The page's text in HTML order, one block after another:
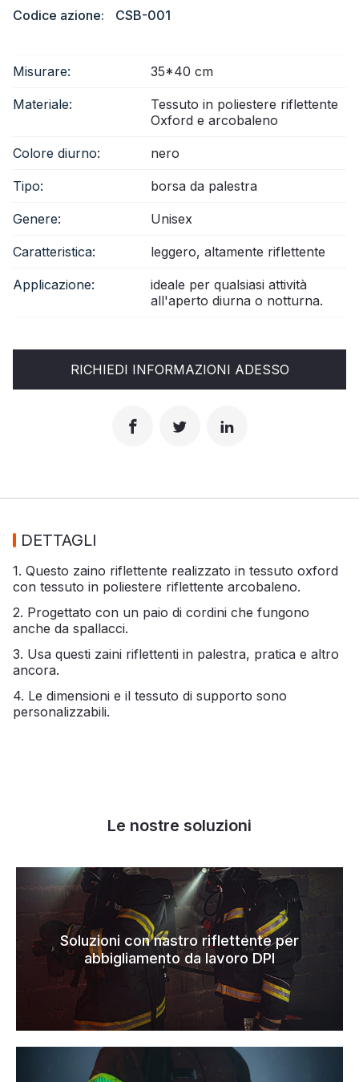
Codice azione: CSB-001
Misurare: 35*40 cm
Materiale:
Tessuto in poliestere riflettente
Oxford e arcobaleno
Colore diurno: nero
Tipo: borsa da palestra
Genere: Unisex
Caratteristica: leggero, altamente riflettente
Applicazione:
ideale per qualsiasi attività
all'aperto diurna o notturna.
RICHIEDI INFORMAZIONI ADESSO
DETTAGLI
1. Questo zaino riflettente realizzato in tessuto oxford
con tessuto in poliestere riflettente arcobaleno.
2. Progettato con un paio di cordini che fungono
anche da spallacci.
3. Usa questi zaini riflettenti in palestra, pratica e altro
ancora.
4. Le dimensioni e il tessuto di supporto sono
personalizzabili.
Le nostre soluzioni
Soluzioni con nastro riflettente per
abbigliamento da lavoro DPI